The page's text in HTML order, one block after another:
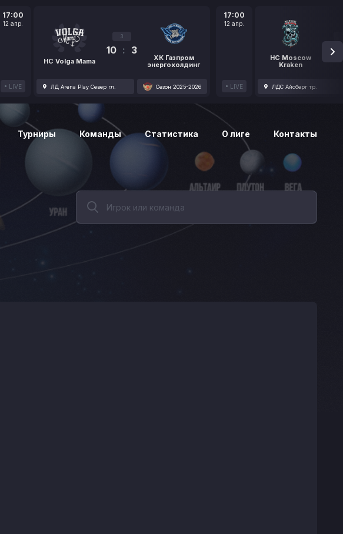
17:00
12 апр.
LIVE
HC Volga Mama
3
10 : 3
ХК Газпром
энергохолдинг
ЛД Arena Play Север гл. Сезон 2025-2026
17:00
12 апр.
LIVE
HC Moscow
Kraken
1
ЛДС Айсберг тр.
Турниры Команды Статистика О лиге Контакты